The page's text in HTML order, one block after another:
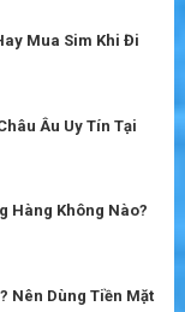
Mua Sim Khi Đi
Âu Uy Tín Tại
Hàng Không Nào?
Nên Dùng Tiền Mặt